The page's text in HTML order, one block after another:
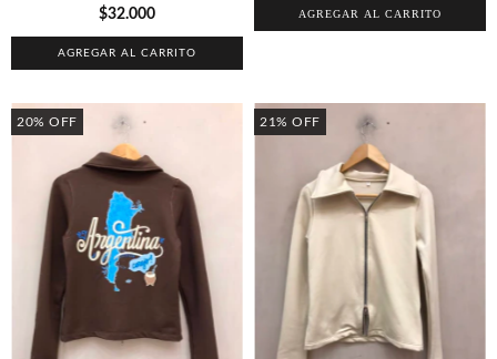
$32.000
AGREGAR AL CARRITO
20% OFF 21 % OFF